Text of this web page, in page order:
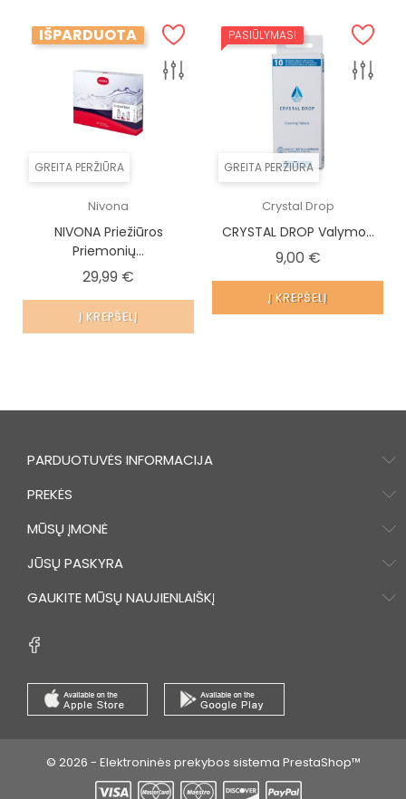
GREITA PERŽIŪRA
IŠPARDUOTA
Nivona
NIVONA Priežiūros
Priemonių...
29,99 €
Į KREPŠELĮ
GREITA PERŽIŪRA
PASIŪLYMAS!
Crystal Drop
CRYSTAL DROP Valymo...
9,00 €Kaina
Į KREPŠELĮ
PARDUOTUVĖS INFORMACIJA
PREKĖS
MŪSŲ ĮMONĖ
JŪSŲ PASKYRA
GAUKITE MŪSŲ NAUJIENLAIŠKĮ
© 2026 - Elektroninės prekybos sistema PrestaShop™